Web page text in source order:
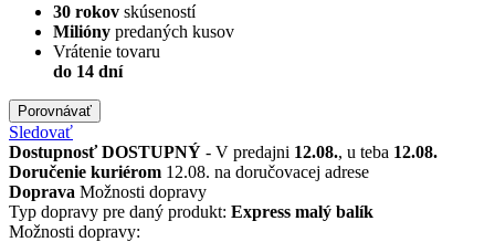
30 rokov skúseností
Milióny predaných kusov
Vrátenie tovaru
do 14 dní
Porovnávať
Sledovať
DostupnosťDOSTUPNÝ - V predajni 12.08., u teba 12.08.
Doručenie kuriérom 12.08. na doručovacej adrese
Doprava Možnosti dopravy
Typ dopravy pre daný produkt: Express malý balík
Možnosti dopravy: